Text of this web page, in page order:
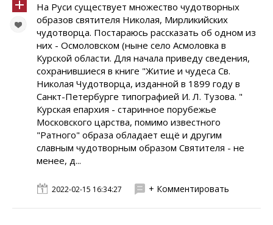
На Руси существует множество чудотворных
образов святителя Николая, Мирликийских
чудотворца. Постараюсь рассказать об одном из
них - Осмоловском (ныне село Асмоловка в
Курской области. Для начала приведу сведения,
сохранившиеся в книге "Житие и чудеса Св.
Николая Чудотворца, изданной в 1899 году в
Санкт-Петербурге типографией И. Л. Тузова. "
Курская епархия - старинное порубежье
Московского царства, помимо известного
"Ратного" образа обладает ещё и другим
славным чудотворным образом Святителя - не
менее, д...
2022-02-15 16:34:27 + Комментировать